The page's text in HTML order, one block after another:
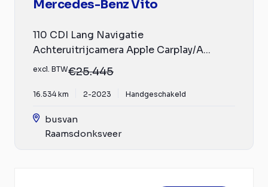
Mercedes-Benz Vito
110 CDI Lang Navigatie
Achteruitrijcamera Apple Carplay/A...
excl. BTW€25.445
16.534 km 2-2023 Handgeschakeld
busvan
Raamsdonksveer